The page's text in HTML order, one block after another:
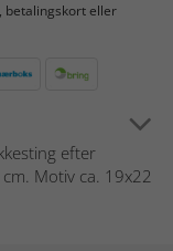
betalingskort eller
efter
Motiv ca. 19x22